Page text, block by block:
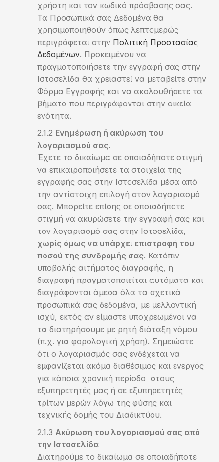
χρήστη και τον κωδικό πρόσβασης σας.
Τα Προσωπικά σας Δεδομένα θα
χρησιμοποιηθούν όπως λεπτομερώς
περιγράφεται στην Πολιτική Προστασίας
Δεδομένων. Προκειμένου να
πραγματοποιήσετε την εγγραφή σας στην
Ιστοσελίδα θα χρειαστεί να μεταβείτε στην
Φόρμα Εγγραφής και να ακολουθήσετε τα
βήματα που περιγράφονται στην οικεία
ενότητα.
Ενημέρωση ή ακύρωση του
λογαριασμού σας.
Έχετε το δικαίωμα σε οποιαδήποτε στιγμή
να επικαιροποιήσετε τα στοιχεία της
εγγραφής σας στην Ιστοσελίδα μέσα από
την αντίστοιχη επιλογή στον λογαριασμό
σας. Μπορείτε επίσης σε οποιαδήποτε
στιγμή να ακυρώσετε την εγγραφή σας και
τον λογαριασμό σας στην Ιστοσελίδα,
χωρίς όμως να υπάρχει επιστροφή του
ποσού της συνδρομής σας. Κατόπιν
υποβολής αιτήματος διαγραφής, η
διαγραφή πραγματοποιείται αυτόματα και
διαγράφονται άμεσα όλα τα σχετικά
προσωπικά σας δεδομένα, με μελλοντική
ισχύ, εκτός αν είμαστε υποχρεωμένοι να
τα διατηρήσουμε με ρητή διάταξη νόμου
(π.χ. για φορολογική χρήση). Σημειώστε
ότι ο λογαριασμός σας ενδέχεται να
εμφανίζεται ακόμα διαθέσιμος και ενεργός
για κάποια χρονική περίοδο στους
εξυπηρετητές μας ή σε εξυπηρετητές
τρίτων μερών λόγω της φύσης και
τεχνικής δομής του Διαδικτύου.
Ακύρωση του λογαριασμού σας από
την Ιστοσελίδα
Διατηρούμε το δικαίωμα σε οποιαδήποτε